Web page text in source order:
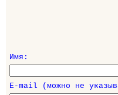
Имя:
E-mail (можно не